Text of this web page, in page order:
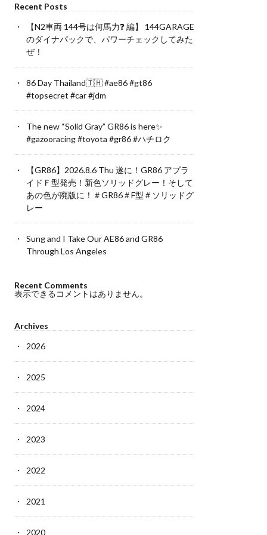
Recent Posts
【N2車両 144号は何馬力❓ 編】 144GARAGE
のダイナパックで、パワーチェックしてみた
ぜ！
86 Day Thailand🇹🇭 #ae86 #gt86
#topsecret #car #jdm
The new “Solid Gray” GR86 is here✨
#gazooracing #toyota #gr86 #ハチロク
【GR86】2026.8.6 Thu 遂に！GR86 アプラ
イドＦ型発売！新色ソリッドグレー！そして
あの色が廃版に！＃GR86＃F型＃ソリッドグ
レー
Sung and I Take Our AE86 and GR86
Through Los Angeles
Recent Comments
表示できるコメントはありません。
Archives
2026
2025
2024
2023
2022
2021
2020